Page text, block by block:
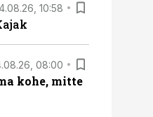
10:58
08:00
kohe, mitte